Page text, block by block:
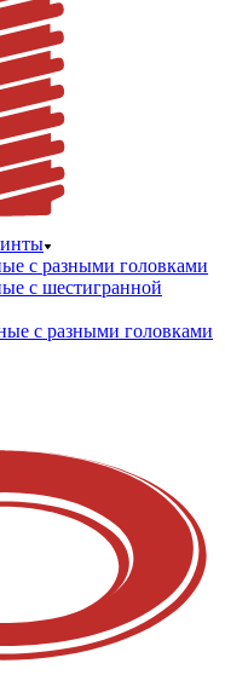
с разными головками
с шестигранной
с разными головками